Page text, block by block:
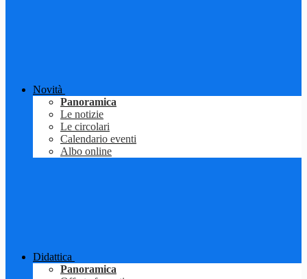
Novità
Panoramica
Le notizie
Le circolari
Calendario eventi
Albo online
Didattica
Panoramica